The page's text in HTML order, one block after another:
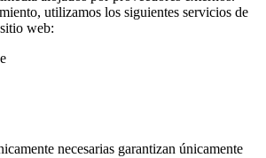
utilizamos los siguientes servicios de
web:
necesarias garantizan únicamente